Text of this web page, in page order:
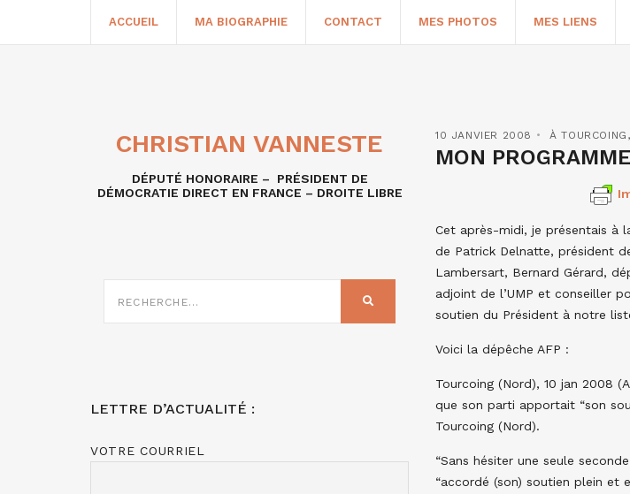
ACCUEIL MA BIOGRAPHIE CONTACT MES PHOTOS MES LIENS
10 JANVIER 2008 À TOURCOING ,
MON
Cet après-midi, je présentais à
de Patrick Delnatte, président
Lambersart, Bernard Gérard,
adjoint de l’UMP et conseiller
soutien du Président à notre
Voici la dépêche AFP :
Tourcoing (Nord), 10 jan 2008
que son parti apportait “son
Tourcoing (Nord).
“Sans hésiter une seule
“accordé (son) soutien plein et
CHRISTIAN VANNESTE
DÉPUTÉ HONORAIRE – PRÉSIDENT DE
DÉMOCRATIE DIRECT EN FRANCE – DROITE LIBRE
SUR
RECHERCHER
LETTRE D’ACTUALITÉ :
VOTRE COURRIEL